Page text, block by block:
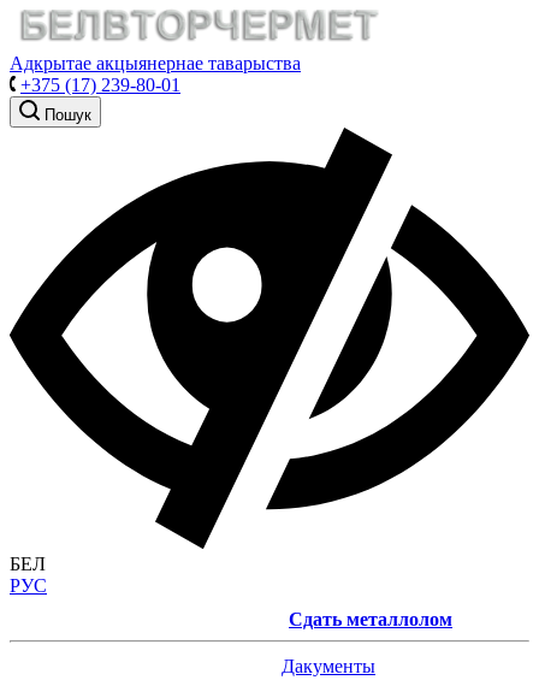
Адкрытае акцыянернае таварыства
+375 (17) 239-80-01
Пошук
БЕЛ
РУС
Сдать металлолом
Дакументы